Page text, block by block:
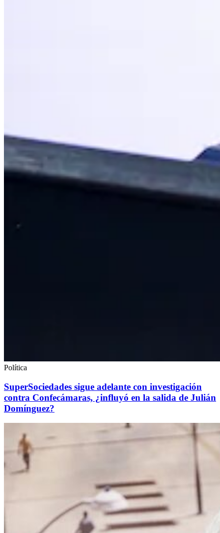
Política
SuperSociedades sigue adelante con investigación
contra Confecámaras, ¿influyó en la salida de Julián
Domínguez?